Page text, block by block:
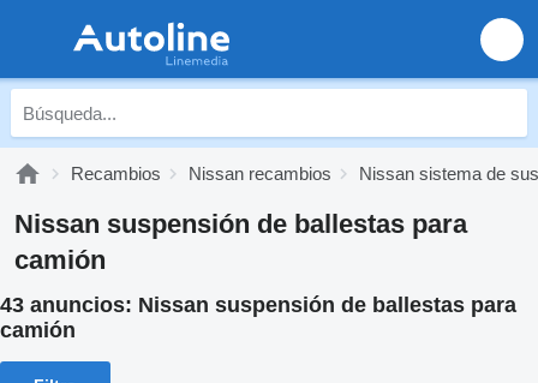
Recambios Nissan recambios Nissan sistema de
Nissan suspensión de ballestas para
camión
43 anuncios: Nissan suspensión de ballestas para
camión